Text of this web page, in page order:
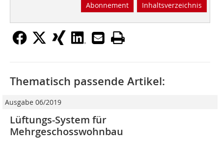
Abonnement Inhaltsverzeichnis
Thematisch passende Artikel:
Ausgabe 06/2019
Lüftungs-System für
Mehrgeschosswohnbau